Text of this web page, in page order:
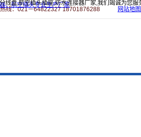
线盒,航空插头插座,防水连接器厂家,我们竭诚为您服
线：021－64822327 18701876288
网站地图